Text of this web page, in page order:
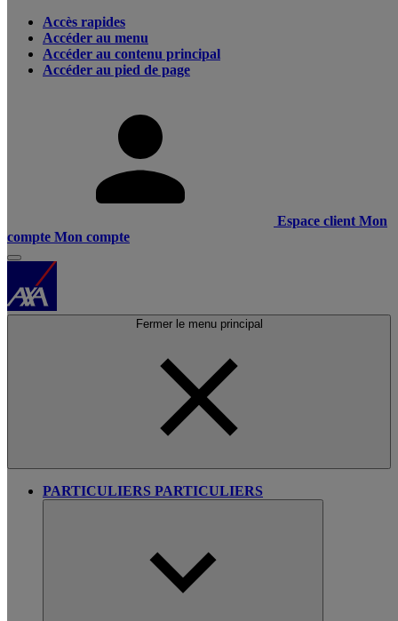
Accès rapides
Accéder au menu
Accéder au contenu principal
Accéder au pied de page
Espace client Mon
compte Mon compte
Fermer le menu principal
PARTICULIERS PARTICULIERS